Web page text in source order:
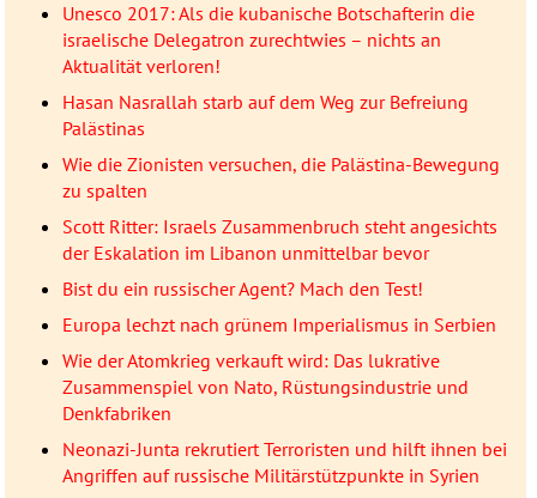
Unesco 2017: Als die kubanische Botschafterin die
israelische Delegatron zurechtwies – nichts an
Aktualität verloren!
Hasan Nasrallah starb auf dem Weg zur Befreiung
Palästinas
Wie die Zionisten versuchen, die Palästina-Bewegung
zu spalten
Scott Ritter: Israels Zusammenbruch steht angesichts
der Eskalation im Libanon unmittelbar bevor
Bist du ein russischer Agent? Mach den Test!
Europa lechzt nach grünem Imperialismus in Serbien
Wie der Atomkrieg verkauft wird: Das lukrative
Zusammenspiel von Nato, Rüstungsindustrie und
Denkfabriken
Neonazi-Junta rekrutiert Terroristen und hilft ihnen bei
Angriffen auf russische Militärstützpunkte in Syrien